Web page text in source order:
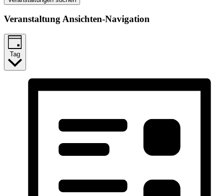
Veranstaltung Ansichten-Navigation
Tag